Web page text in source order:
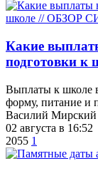
Какие
подготовки
Выплаты к школе
форму, питание и
Василий Мирский
02 августа в 16:52
2055 1